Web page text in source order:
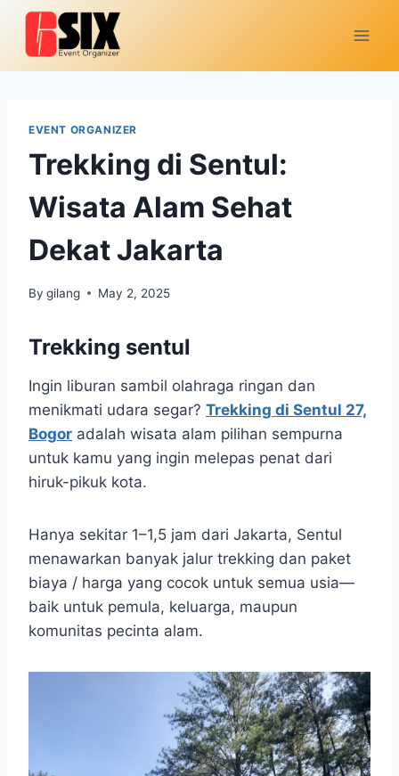
EVENT ORGANIZER
Trekking di Sentul:
Wisata Alam Sehat
Dekat Jakarta
By gilang May 2, 2025
Trekking sentul
Ingin liburan sambil olahraga ringan dan
menikmati udara segar? Trekking di Sentul 27,
Bogor adalah wisata alam pilihan sempurna
untuk kamu yang ingin melepas penat dari
hiruk-pikuk kota.
Hanya sekitar 1–1,5 jam dari Jakarta, Sentul
menawarkan banyak jalur trekking dan paket
biaya / harga yang cocok untuk semua usia—
baik untuk pemula, keluarga, maupun
komunitas pecinta alam.